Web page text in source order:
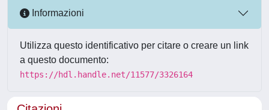
Informazioni
Utilizza questo identificativo per citare o creare un link
a questo documento:
https://hdl.handle.net/11577/3326164